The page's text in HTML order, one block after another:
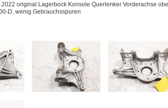
original Lagerbock Konsole Querlenker Vorderachse
D, wenig Gebrauchsspuren